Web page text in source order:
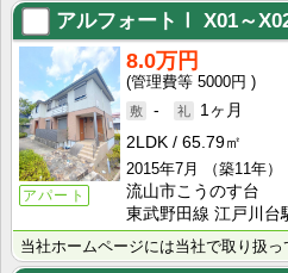
アルフォートⅠ X01～
アパート
8.0万円
5000円
-
1ヶ月
2LDK
65.79㎡
2015年7月
（築11年）
流山市こうのす台
東武野田線 江戸川台